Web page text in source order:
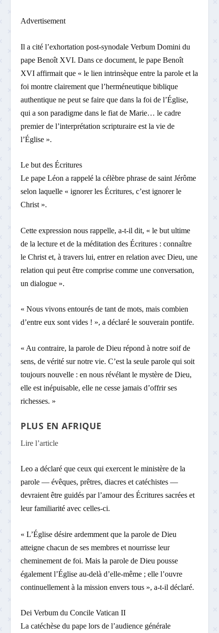
Advertisement
Il a cité l’exhortation post-synodale Verbum Domini du
pape Benoît XVI. Dans ce document, le pape Benoît
XVI affirmait que « le lien intrinsèque entre la parole et la
foi montre clairement que l’herméneutique biblique
authentique ne peut se faire que dans la foi de l’Église,
qui a son paradigme dans le fiat de Marie… le cadre
premier de l’interprétation scripturaire est la vie de
l’Église ».
Le but des Écritures
Le pape Léon a rappelé la célèbre phrase de saint Jérôme
selon laquelle « ignorer les Écritures, c’est ignorer le
Christ ».
Cette expression nous rappelle, a-t-il dit, « le but ultime
de la lecture et de la méditation des Écritures : connaître
le Christ et, à travers lui, entrer en relation avec Dieu, une
relation qui peut être comprise comme une conversation,
un dialogue ».
« Nous vivons entourés de tant de mots, mais combien
d’entre eux sont vides ! », a déclaré le souverain pontife.
« Au contraire, la parole de Dieu répond à notre soif de
sens, de vérité sur notre vie. C’est la seule parole qui soit
toujours nouvelle : en nous révélant le mystère de Dieu,
elle est inépuisable, elle ne cesse jamais d’offrir ses
richesses. »
PLUS EN AFRIQUE
Lire l’article
Leo a déclaré que ceux qui exercent le ministère de la
parole — évêques, prêtres, diacres et catéchistes —
devraient être guidés par l’amour des Écritures sacrées et
leur familiarité avec celles-ci.
« L’Église désire ardemment que la parole de Dieu
atteigne chacun de ses membres et nourrisse leur
cheminement de foi. Mais la parole de Dieu pousse
également l’Église au-delà d’elle-même ; elle l’ouvre
continuellement à la mission envers tous », a-t-il déclaré.
Dei Verbum du Concile Vatican II
La catéchèse du pape lors de l’audience générale